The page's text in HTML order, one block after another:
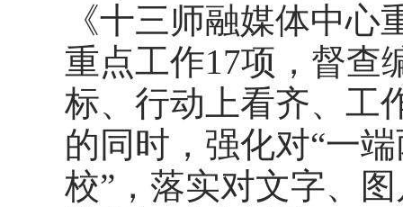
《十三师融媒体中
重点工作17项，督查
标、行动上看齐、工
的同时，强化对“一
校”，落实对文字、